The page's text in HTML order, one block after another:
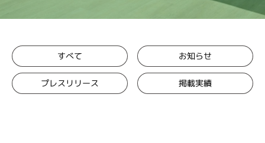
すべて お知らせ
プレスリリース 掲載実績